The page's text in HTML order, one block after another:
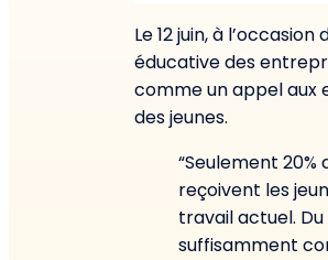
Le 12 juin, à
éducative des
comme un appel aux
des jeunes.
“Seulement
reçoivent les
travail actuel.
suffisamment